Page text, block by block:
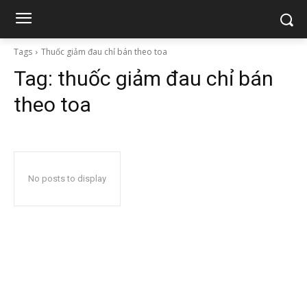
Tags Thuốc giảm đau chỉ bán theo toa
Tag: thuốc giảm đau chỉ bán
theo toa
No posts to display